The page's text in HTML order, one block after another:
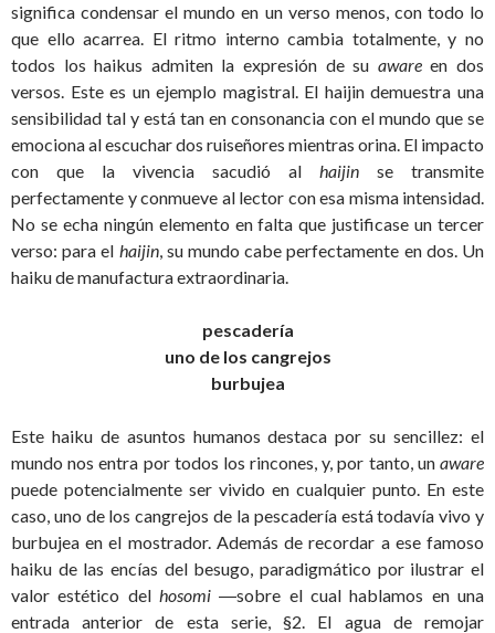
significa condensar el mundo en un verso menos, con todo lo
que ello acarrea. El ritmo interno cambia totalmente, y no
todos los haikus admiten la expresión de su awareen dos
versos. Este es un ejemplo magistral. El haijin demuestra una
sensibilidad tal y está tan en consonancia con el mundo que se
emociona al escuchar dos ruiseñores mientras orina. El impacto
con que la vivencia sacudió al haijin se transmite
perfectamente y conmueve al lector con esa misma intensidad.
No se echa ningún elemento en falta que justificase un tercer
verso: para el haijin, su mundo cabe perfectamente en dos. Un
haiku de manufactura extraordinaria.
pescadería
uno de los cangrejos
burbujea
Este haiku de asuntos humanos destaca por su sencillez: el
mundo nos entra por todos los rincones, y, por tanto, un aware
puede potencialmente ser vivido en cualquier punto. En este
caso, uno de los cangrejos de la pescadería está todavía vivo y
burbujea en el mostrador. Además de recordar a ese famoso
haiku de las encías del besugo, paradigmático por ilustrar el
valor estético del hosomi―sobre el cual hablamos en una
entrada anterior de esta serie, §2. El agua de remojar